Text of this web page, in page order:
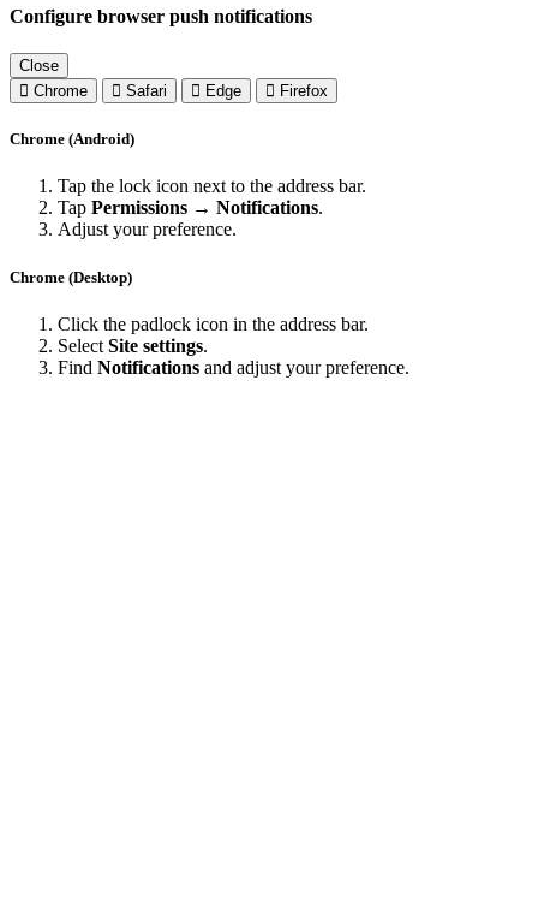
Configure browser push notifications
Close
Chrome
Safari Edge Firefox
Chrome (Android)
Tap the lock icon next to the address bar.
Tap Permissions → Notifications.
Adjust your preference.
Chrome (Desktop)
Click the padlock icon in the address bar.
Select Site settings.
Find Notifications and adjust your preference.